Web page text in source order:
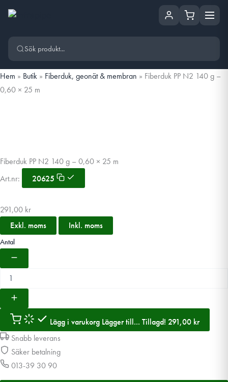
Hem » Butik » Fiberduk, geonät & membran » Fiberduk PP N2 140 g –
0,60 × 25 m
Fiberduk PP N2 140 g – 0,60 × 25 m
Art.nr:
20625
291,00 kr
Exkl. moms
Inkl. moms
Antal
Lägg i varukorg Lägger till... Tillagd! 291,00 kr
Snabb leverans
Säker betalning
013-39 30 90